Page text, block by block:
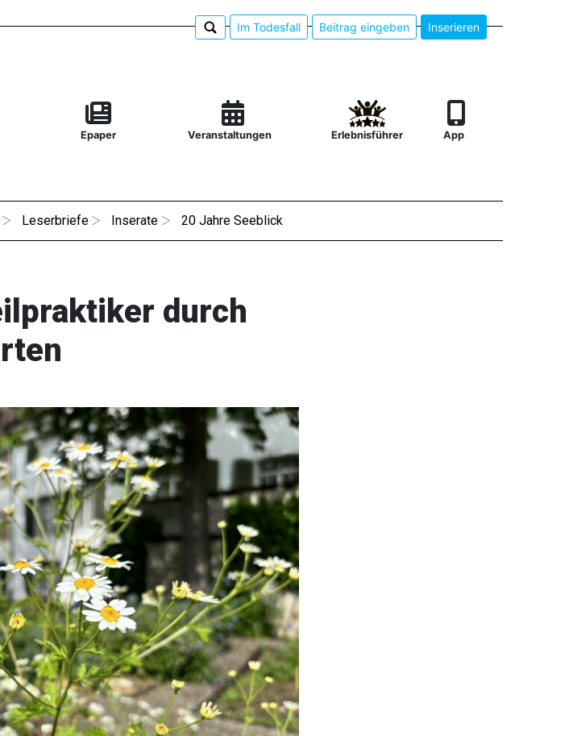
Im Todesfall Beitrag eingeben Inserieren
Epaper Veranstaltungen Erlebnisführer App
Leserbriefe Inserate 20 Jahre Seeblick
durch